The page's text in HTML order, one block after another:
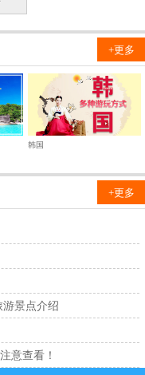
+更多
韩国
+更多
景点介绍
意查看！